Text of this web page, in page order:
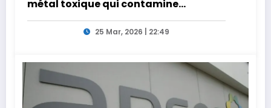
métal toxique qui contamine
l’alimentation des Français
25 Mar, 2026 | 22:49